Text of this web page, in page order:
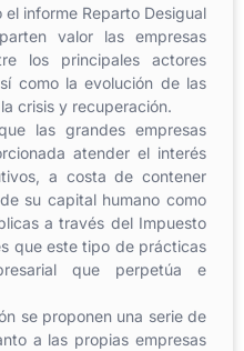
informe Reparto Desigual
valor las empresas
los principales actores
como la evolución de las
crisis y recuperación.
las grandes empresas
atender el interés
a costa de contener
su capital humano como
a través del Impuesto
que este tipo de prácticas
que perpetúa e
se proponen una serie de
a las propias empresas